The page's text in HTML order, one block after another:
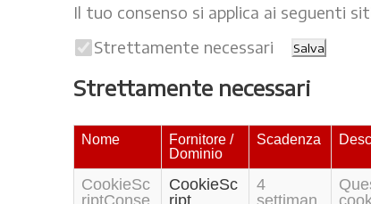
Il tuo consenso si applica ai seguenti
Strettamente necessari
Salva
Strettamente necessari
Nome
Fornitore /
Dominio
Scadenza
CookieSc
riptConse
CookieSc
ript
4
settiman